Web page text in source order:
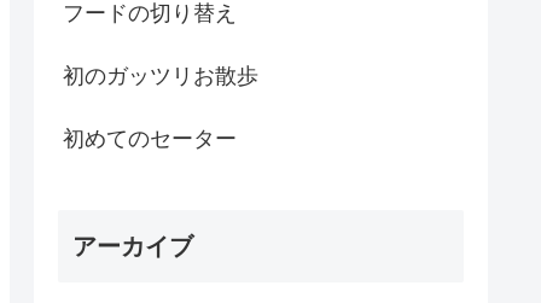
フードの切り替え
初のガッツリお散歩
初めてのセーター
アーカイブ